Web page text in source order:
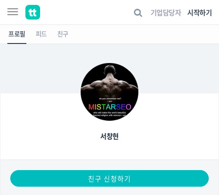
기업담당자 시작하기
프로필 피드 친구
서창현
친구 신청하기